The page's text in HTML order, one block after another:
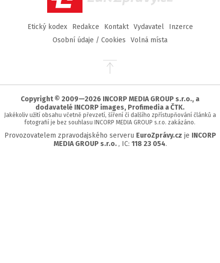
Etický kodex Redakce Kontakt Vydavatel
Inzerce
Osobní údaje / Cookies
Volná místa
Přejít
stránky
Copyright © 2009—2026 INCORP MEDIA GROUP s.r.o., a
dodavatelé INCORP images, Profimedia a ČTK.
Jakékoliv užití obsahu včetně převzetí, šíření či dalšího zpřístupňování článků a
fotografií je bez souhlasu INCORP MEDIA GROUP s.r.o. zakázáno.
Provozovatelem zpravodajského serveru EuroZprávy.cz je INCORP
MEDIA GROUP s.r.o. , IC: 118 23 054.